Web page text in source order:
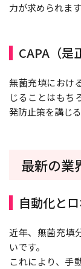
力が求められます
CAPA（是
無菌充填におけ
じることはもち
発防止策を講じ
最新の業
自動化と
近年、無菌充填
いです。
これにより、手